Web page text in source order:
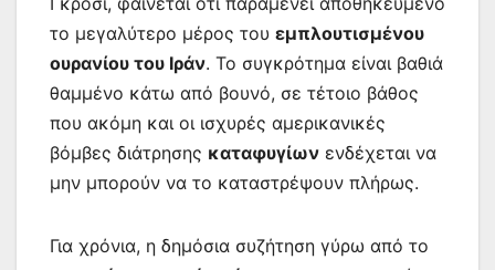
το μεγαλύτερο μέρος του εμπλουτισμένου
ουρανίου του Ιράν. Το συγκρότημα είναι βαθιά
θαμμένο κάτω από βουνό, σε τέτοιο βάθος
που ακόμη και οι ισχυρές αμερικανικές
βόμβες διάτρησης καταφυγίων ενδέχεται να
μην μπορούν να το καταστρέψουν πλήρως.
Για χρόνια, η δημόσια συζήτηση γύρω από το